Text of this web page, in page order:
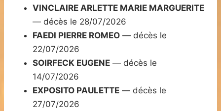
VINCLAIRE ARLETTE MARIE MARGUERITE
— décès le 28/07/2026
FAEDI PIERRE ROMEO — décès le
22/07/2026
SOIRFECK EUGENE — décès le
14/07/2026
EXPOSITO PAULETTE — décès le
27/07/2026